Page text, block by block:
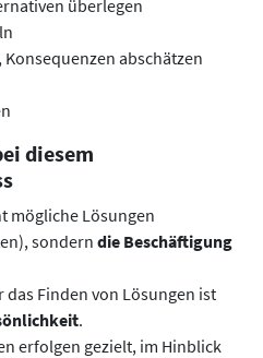
überlegen
abschätzen
diesem
mögliche Lösungen
sondern die Beschäftigung
das Finden von Lösungen ist
.
erfolgen gezielt, im Hinblick